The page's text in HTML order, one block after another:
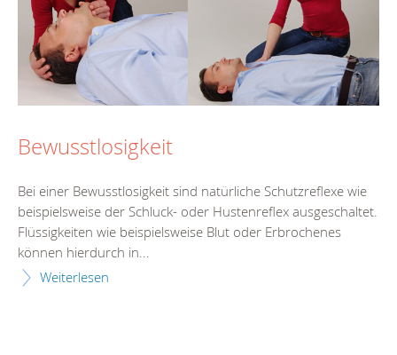
Bewusstlosigkeit
Bei einer Bewusstlosigkeit sind natürliche Schutzreflexe wie
beispielsweise der Schluck- oder Hustenreflex ausgeschaltet.
Flüssigkeiten wie beispielsweise Blut oder Erbrochenes
können hierdurch in...
Weiterlesen